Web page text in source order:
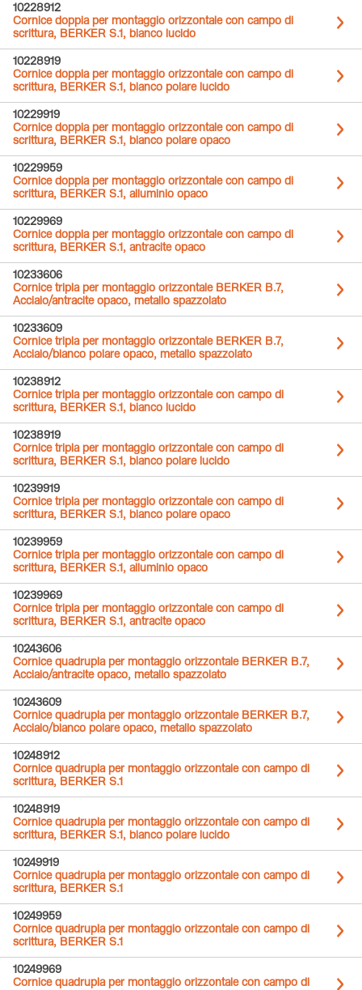
10228912
Cornice doppia per montaggio orizzontale con campo di
scrittura, BERKER S.1, bianco lucido
10228919
Cornice doppia per montaggio orizzontale con campo di
scrittura, BERKER S.1, bianco polare lucido
10229919
Cornice doppia per montaggio orizzontale con campo di
scrittura, BERKER S.1, bianco polare opaco
10229959
Cornice doppia per montaggio orizzontale con campo di
scrittura, BERKER S.1, alluminio opaco
10229969
Cornice doppia per montaggio orizzontale con campo di
scrittura, BERKER S.1, antracite opaco
10233606
Cornice tripla per montaggio orizzontale BERKER B.7,
Acciaio/antracite opaco, metallo spazzolato
10233609
Cornice tripla per montaggio orizzontale BERKER B.7,
Acciaio/bianco polare opaco, metallo spazzolato
10238912
Cornice tripla per montaggio orizzontale con campo di
scrittura, BERKER S.1, bianco lucido
10238919
Cornice tripla per montaggio orizzontale con campo di
scrittura, BERKER S.1, bianco polare lucido
10239919
Cornice tripla per montaggio orizzontale con campo di
scrittura, BERKER S.1, bianco polare opaco
10239959
Cornice tripla per montaggio orizzontale con campo di
scrittura, BERKER S.1, alluminio opaco
10239969
Cornice tripla per montaggio orizzontale con campo di
scrittura, BERKER S.1, antracite opaco
10243606
Cornice quadrupla per montaggio orizzontale BERKER B.7,
Acciaio/antracite opaco, metallo spazzolato
10243609
Cornice quadrupla per montaggio orizzontale BERKER B.7,
Acciaio/bianco polare opaco, metallo spazzolato
10248912
Cornice quadrupla per montaggio orizzontale con campo di
scrittura, BERKER S.1
10248919
Cornice quadrupla per montaggio orizzontale con campo di
scrittura, BERKER S.1, bianco polare lucido
10249919
Cornice quadrupla per montaggio orizzontale con campo di
scrittura, BERKER S.1
10249959
Cornice quadrupla per montaggio orizzontale con campo di
scrittura, BERKER S.1
10249969
Cornice quadrupla per montaggio orizzontale con campo di